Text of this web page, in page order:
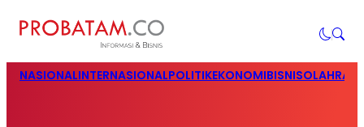
NASIONALINTERNASIONALPOLITIKEKONOMIBISNIS